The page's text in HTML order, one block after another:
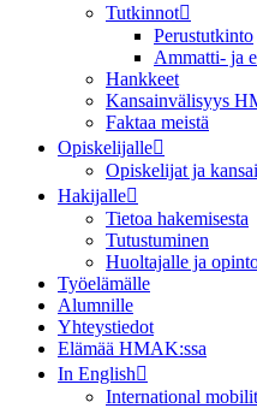
Tutkinnot
Perustutkinto
Ammatti- ja
Hankkeet
Kansainvälisyys
Faktaa meistä
Opiskelijalle
Opiskelijat ja
Hakijalle
Tietoa hakemisesta
Tutustuminen
Huoltajalle ja
Työelämälle
Alumnille
Yhteystiedot
Elämää HMAK:ssa
In English
International